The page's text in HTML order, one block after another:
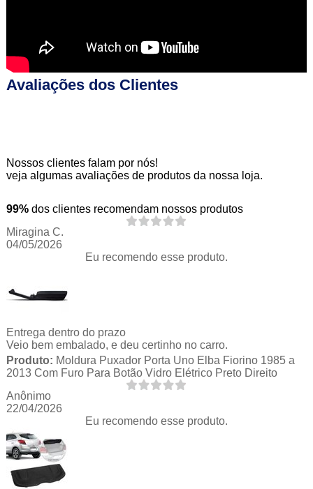
Avaliações dos Clientes
Nossos clientes falam por nós!
veja algumas avaliações de produtos da nossa loja.
99% dos clientes recomendam nossos produtos
Miragina C.
04/05/2026
Eu recomendo esse produto.
Entrega dentro do prazo
Veio bem embalado, e deu certinho no carro.
Produto: Moldura Puxador Porta Uno Elba Fiorino 1985 a
2013 Com Furo Para Botão Vidro Elétrico Preto Direito
Anônimo
22/04/2026
Eu recomendo esse produto.